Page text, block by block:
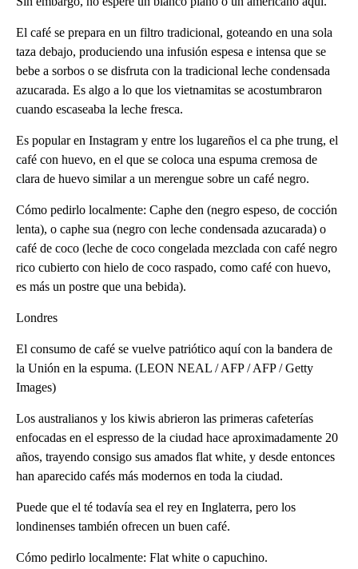
El café se prepara en un filtro tradicional, goteando en una sola
taza debajo, produciendo una infusión espesa e intensa que se
bebe a sorbos o se disfruta con la tradicional leche condensada
azucarada. Es algo a lo que los vietnamitas se acostumbraron
cuando escaseaba la leche fresca.
Es popular en Instagram y entre los lugareños el ca phe trung, el
café con huevo, en el que se coloca una espuma cremosa de
clara de huevo similar a un merengue sobre un café negro.
Cómo pedirlo localmente: Caphe den (negro espeso, de cocción
lenta), o caphe sua (negro con leche condensada azucarada) o
café de coco (leche de coco congelada mezclada con café negro
rico cubierto con hielo de coco raspado, como café con huevo,
es más un postre que una bebida).
Londres
El consumo de café se vuelve patriótico aquí con la bandera de
la Unión en la espuma. (LEON NEAL / AFP / AFP / Getty
Images)
Los australianos y los kiwis abrieron las primeras cafeterías
enfocadas en el espresso de la ciudad hace aproximadamente 20
años, trayendo consigo sus amados flat white, y desde entonces
han aparecido cafés más modernos en toda la ciudad.
Puede que el té todavía sea el rey en Inglaterra, pero los
londinenses también ofrecen un buen café.
Cómo pedirlo localmente: Flat white o capuchino.